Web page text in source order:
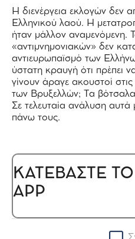
Η διενέργεια εκλογών δεν
Ελληνικού λαού. Η
ήταν μάλλον αναμενόμενη.
«αντιμνημονιακών» δεν
αντιευρωπαϊσμό των
ύστατη κραυγή ότι πρέπει
γίνουν άραγε ακουστοί
των Βρυξελλών; Tα βότσαλα
Σε τελευταία ανάλυση
πάνω τους.
ΚΑΤΕΒΑΣΤΕ ΤΟ
APP